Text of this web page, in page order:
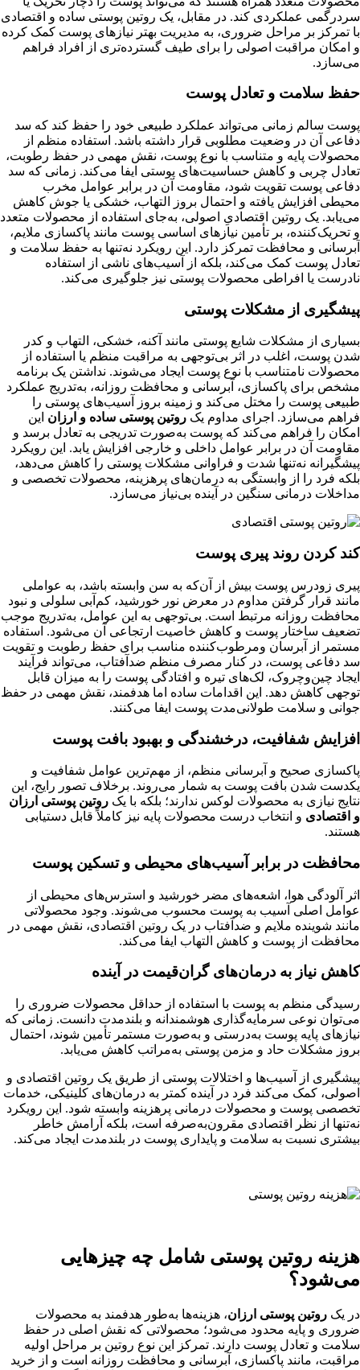
سردرگمی عملکردی کند. در مقابل، یک روتین پوستی ساده و اقتصادی
با تمرکز بر مراحل ضروری، به مدیریت بهتر نیازهای پوست کمک کرده
و امکان مراقبت اصولی را برای طیف گسترده‌تری از افراد فراهم
می‌سازد.
حفظ سلامت و تعادل پوست
پوست سالم زمانی می‌تواند عملکرد طبیعی خود را حفظ کند که سد
دفاعی آن در وضعیت مطلوبی قرار داشته باشد. استفاده منظم از
محصولات پایه و متناسب با نوع پوست، نقش مهمی در حفظ رطوبت،
تعادل چربی و کاهش حساسیت‌های پوستی ایفا می‌کند. زمانی که سد
دفاعی پوست تقویت شود، مقاومت آن در برابر عوامل مخرب
محیطی افزایش یافته و احتمال بروز التهاب، خشکی یا جوش کاهش
می‌یابد. یک روتین اقتصادیِ اصولی، به‌جای استفاده از محصولات متعدد
و تحریک‌کننده، بر تأمین نیازهای اساسی پوست مانند پاکسازی ملایم،
آبرسانی و محافظت تمرکز دارد. این رویکرد نه‌تنها به حفظ سلامت و
تعادل پوست کمک می‌کند، بلکه از آسیب‌های ناشی از استفاده
نادرست یا افراطی محصولات پوستی نیز جلوگیری می‌کند.
پیشگیری از مشکلات پوستی
بسیاری از مشکلات شایع پوستی مانند آکنه، خشکی، التهاب و کدر
شدن پوست، اغلب در اثر بی‌توجهی به مراقبت منظم یا استفاده از
محصولات نامتناسب با نوع پوست ایجاد می‌شوند. نداشتن یک برنامه
مشخص برای پاکسازی، آبرسانی و محافظت روزانه، به‌تدریج عملکرد
طبیعی پوست را مختل می‌کند و زمینه بروز آسیب‌های پوستی را
فراهم می‌سازد. اجرای مداوم یک روتین پوستی ساده و ارزان این
امکان را فراهم می‌کند که پوست به‌صورت تدریجی به تعادل برسد و
مقاومت آن در برابر عوامل داخلی و خارجی افزایش یابد. این رویکرد
پیشگیرانه نه‌تنها شدت و فراوانی مشکلات پوستی را کاهش می‌دهد،
بلکه فرد را از وابستگی به درمان‌های پرهزینه، محصولات تخصصی و
مداخلات درمانی سنگین در آینده بی‌نیاز می‌سازد.
کند کردن روند پیری پوست
پیری زودرس پوست بیش از آن‌که به سن وابسته باشد، به عواملی
مانند قرار گرفتن مداوم در معرض نور خورشید، کم‌آبی سلولی و نبود
محافظت روزانه مرتبط است. بی‌توجهی به این عوامل، به‌تدریج موجب
تضعیف ساختار پوست و کاهش خاصیت ارتجاعی آن می‌شود. استفاده
مستمر از آبرسان ومرطوب‌کننده مناسب برای حفظ رطوبت و تقویت
سد دفاعی پوست، در کنار مصرف منظم ضدآفتاب، می‌تواند فرآیند
ایجاد چین‌وچروک، لک‌های تیره و افتادگی پوست را به میزان قابل
توجهی کاهش دهد. این اقدامات ساده اما هدفمند، نقش مهمی در حفظ
جوانی و سلامت طولانی‌مدت پوست ایفا می‌کنند.
افزایش شفافیت، درخشندگی و بهبود بافت پوست
پاکسازی صحیح و آبرسانی منظم، از مهم‌ترین عوامل شفافیت و
یکدست شدن بافت پوست به شمار می‌روند. برخلاف تصور رایج، این
نتایج نیازی به محصولات لوکس ندارند؛ بلکه با یک روتین پوستی ارزان
و اقتصادی و انتخاب درست محصولات پایه نیز کاملاً قابل دستیابی
هستند.
محافظت در برابر آسیب‌های محیطی و تسکین پوست
اثر آلودگی هوا، اشعه‌های مضر خورشید و استرس‌های محیطی از
عوامل اصلی آسیب به پوست محسوب می‌شوند. وجود محصولاتی
مانند شوینده ملایم و ضدآفتاب در یک روتین اقتصادی، نقش مهمی در
محافظت از پوست و کاهش التهاب ایفا می‌کند.
کاهش نیاز به درمان‌های گران‌قیمت در آینده
رسیدگی منظم به پوست با استفاده از حداقل محصولات ضروری را
می‌توان نوعی سرمایه‌گذاری هوشمندانه و بلندمدت دانست. زمانی که
نیازهای پایه پوست به‌درستی و به‌صورت مستمر تأمین شوند، احتمال
بروز مشکلات حاد و مزمن پوستی به‌مراتب کاهش می‌یابد.
پیشگیری از آسیب‌ها و اختلالات پوستی از طریق یک روتین اقتصادی و
اصولی، کمک می‌کند فرد در آینده کمتر به درمان‌های کلینیکی، خدمات
تخصصی پوست و محصولات درمانی پرهزینه وابسته شود. این رویکرد
نه‌تنها از نظر اقتصادی مقرون‌به‌صرفه است، بلکه آرامش خاطر
بیشتری نسبت به سلامت و پایداری پوست در بلندمدت ایجاد می‌کند.
هزینه روتین پوستی شامل چه چیزهایی
می‌شود؟
در یک روتین پوستی ارزان، هزینه‌ها به‌طور هدفمند به محصولات
ضروری و پایه محدود می‌شود؛ محصولاتی که نقش اصلی در حفظ
سلامت و تعادل پوست دارند. تمرکز این نوع روتین بر مراحل اولیه
مراقبت، مانند پاکسازی، آبرسانی و محافظت روزانه است و از خرید